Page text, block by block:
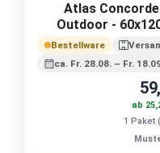
Atlas
Outdoor -
Bestellware
ca. Fr. 28.08. – Fr.
ab
1 Paket